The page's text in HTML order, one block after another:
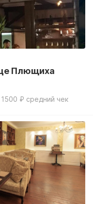
Плющиха
1500 ₽ средний чек